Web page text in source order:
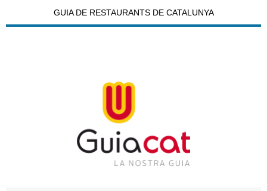
GUIA DE RESTAURANTS DE CATALUNYA